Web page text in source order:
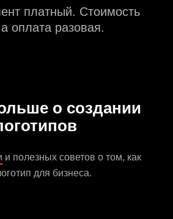
платный. Стоимость
оплата разовая.
о создании
и полезных советов о том, как
для бизнеса.